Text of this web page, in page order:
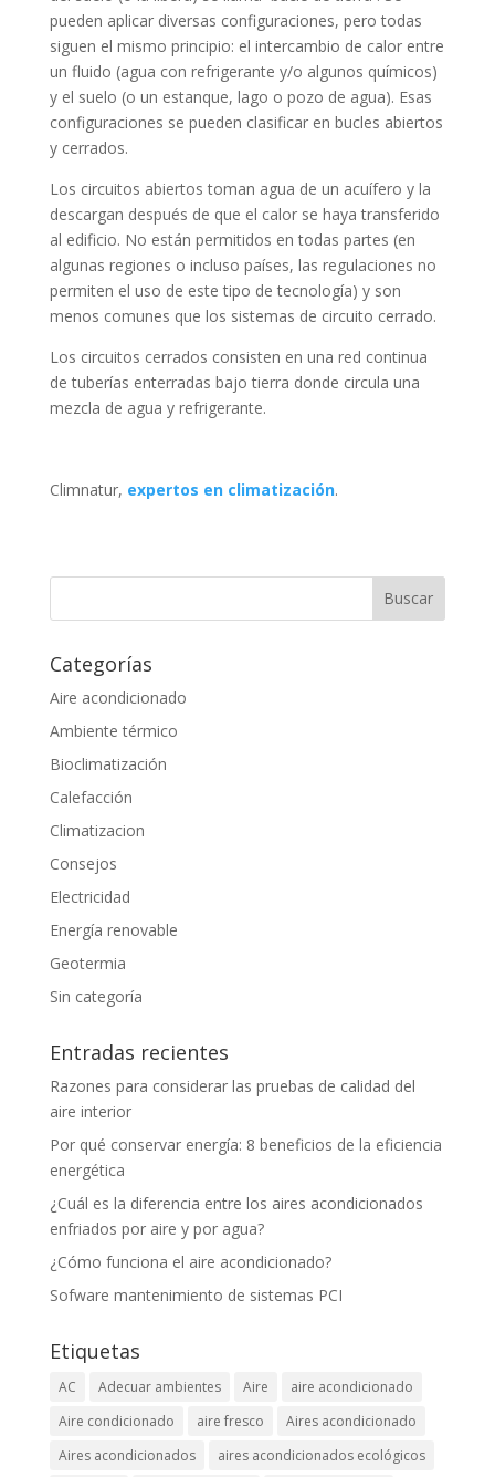
pueden aplicar diversas configuraciones, pero todas
siguen el mismo principio: el intercambio de calor entre
un fluido (agua con refrigerante y/o algunos químicos)
y el suelo (o un estanque, lago o pozo de agua). Esas
configuraciones se pueden clasificar en bucles abiertos
y cerrados.
Los circuitos abiertos toman agua de un acuífero y la
descargan después de que el calor se haya transferido
al edificio. No están permitidos en todas partes (en
algunas regiones o incluso países, las regulaciones no
permiten el uso de este tipo de tecnología) y son
menos comunes que los sistemas de circuito cerrado.
Los circuitos cerrados consisten en una red continua
de tuberías enterradas bajo tierra donde circula una
mezcla de agua y refrigerante.
Climnatur, expertos en climatización.
Categorías
Aire acondicionado
Ambiente térmico
Bioclimatización
Calefacción
Climatizacion
Consejos
Electricidad
Energía renovable
Geotermia
Sin categoría
Entradas recientes
Razones para considerar las pruebas de calidad del
aire interior
Por qué conservar energía: 8 beneficios de la eficiencia
energética
¿Cuál es la diferencia entre los aires acondicionados
enfriados por aire y por agua?
¿Cómo funciona el aire acondicionado?
Sofware mantenimiento de sistemas PCI
Etiquetas
AC Adecuar ambientes Aire
aire acondicionado
Aire condicionado
aire fresco
Aires acondicionado
Aires acondicionados
aires acondicionados ecológicos